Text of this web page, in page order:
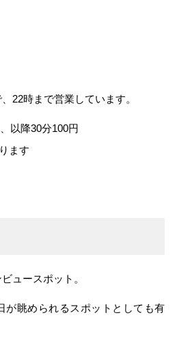
22時まで営業しています。
以降30分100円
ます
ュースポット。
が眺められるスポットとしても有